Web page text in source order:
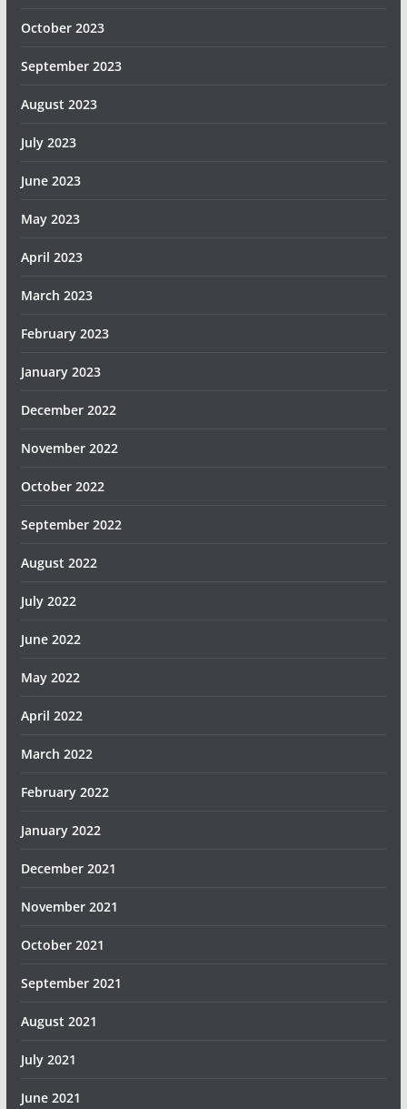
October 2023
September 2023
August 2023
July 2023
June 2023
May 2023
April 2023
March 2023
February 2023
January 2023
December 2022
November 2022
October 2022
September 2022
August 2022
July 2022
June 2022
May 2022
April 2022
March 2022
February 2022
January 2022
December 2021
November 2021
October 2021
September 2021
August 2021
July 2021
June 2021